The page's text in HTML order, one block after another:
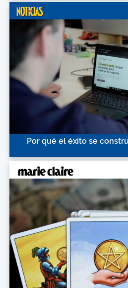
Por qué el éxito se